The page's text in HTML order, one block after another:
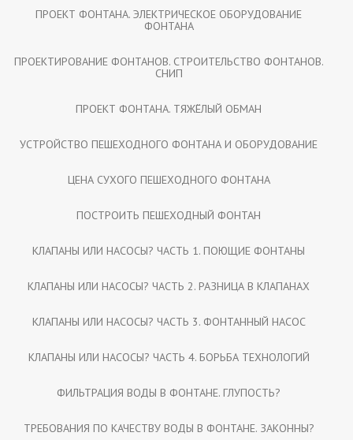
ПРОЕКТ ФОНТАНА. ЭЛЕКТРИЧЕСКОЕ ОБОРУДОВАНИЕ
ФОНТАНА
ПРОЕКТИРОВАНИЕ ФОНТАНОВ. СТРОИТЕЛЬСТВО ФОНТАНОВ.
СНИП
ПРОЕКТ ФОНТАНА. ТЯЖЁЛЫЙ ОБМАН
УСТРОЙСТВО ПЕШЕХОДНОГО ФОНТАНА И ОБОРУДОВАНИЕ
ЦЕНА СУХОГО ПЕШЕХОДНОГО ФОНТАНА
ПОСТРОИТЬ ПЕШЕХОДНЫЙ ФОНТАН
КЛАПАНЫ ИЛИ НАСОСЫ? ЧАСТЬ 1. ПОЮЩИЕ ФОНТАНЫ
КЛАПАНЫ ИЛИ НАСОСЫ? ЧАСТЬ 2. РАЗНИЦА В КЛАПАНАХ
КЛАПАНЫ ИЛИ НАСОСЫ? ЧАСТЬ 3. ФОНТАННЫЙ НАСОС
КЛАПАНЫ ИЛИ НАСОСЫ? ЧАСТЬ 4. БОРЬБА ТЕХНОЛОГИЙ
ФИЛЬТРАЦИЯ ВОДЫ В ФОНТАНЕ. ГЛУПОСТЬ?
ТРЕБОВАНИЯ ПО КАЧЕСТВУ ВОДЫ В ФОНТАНЕ. ЗАКОННЫ?